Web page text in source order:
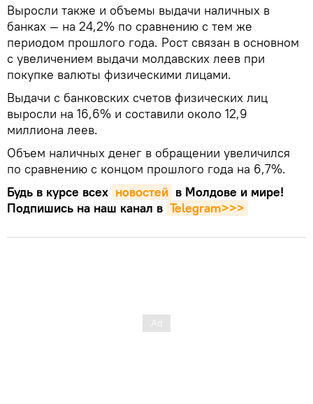
Выросли также и объемы выдачи наличных в
банках — на 24,2% по сравнению с тем же
периодом прошлого года. Рост связан в основном
с увеличением выдачи молдавских леев при
покупке валюты физическими лицами.
Выдачи с банковских счетов физических лиц
выросли на 16,6% и составили около 12,9
миллиона леев.
Объем наличных денег в обращении увеличился
по сравнению с концом прошлого года на 6,7%.
Будь в курсе всех новостей в Молдове и мире!
Подпишись на наш канал в Telegram>>>